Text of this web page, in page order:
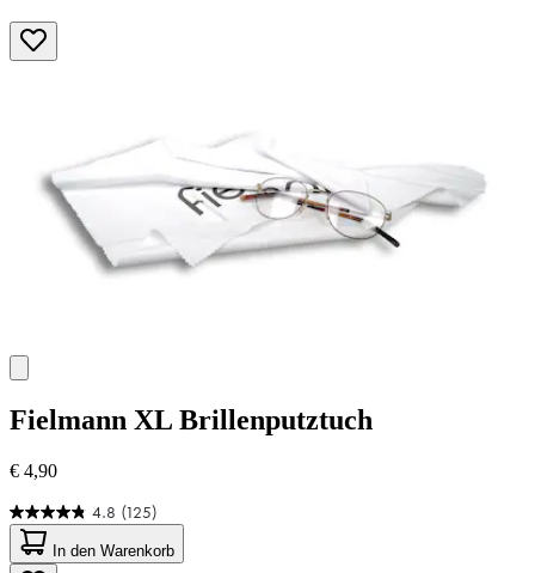
Fielmann XL Brillenputztuch
€ 4,90
4.8 (125)
4.8
von
5
In den Warenkorb